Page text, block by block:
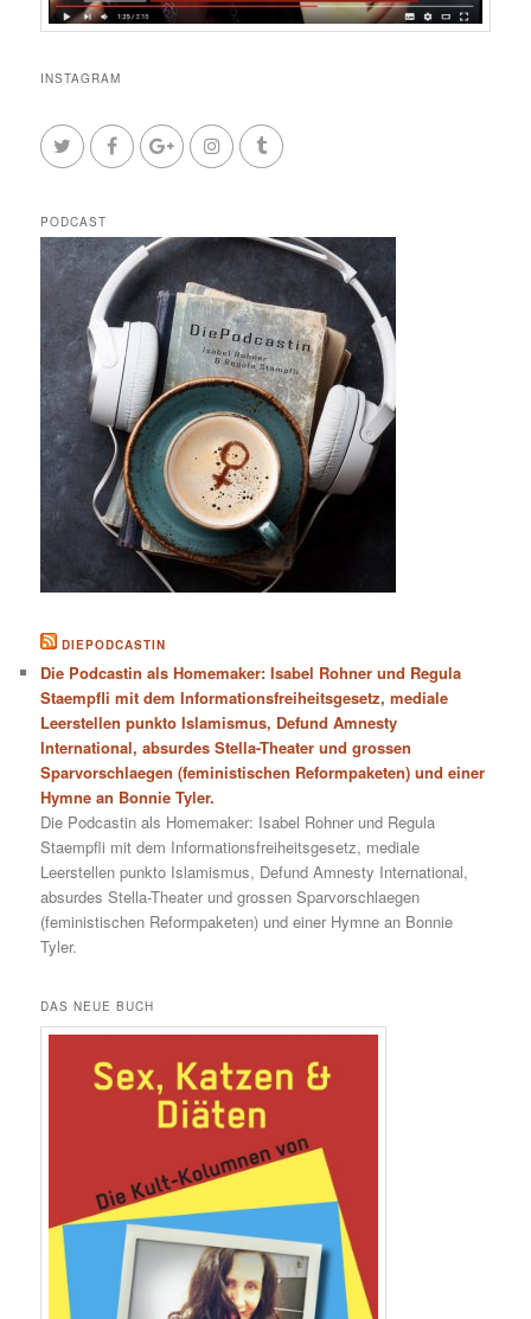
INSTAGRAM
PODCAST
DIEPODCASTIN
Die Podcastin als Homemaker: Isabel Rohner und Regula
Staempfli mit dem Informationsfreiheitsgesetz, mediale
Leerstellen punkto Islamismus, Defund Amnesty
International, absurdes Stella-Theater und grossen
Sparvorschlaegen (feministischen Reformpaketen) und einer
Hymne an Bonnie Tyler.
Die Podcastin als Homemaker: Isabel Rohner und Regula
Staempfli mit dem Informationsfreiheitsgesetz, mediale
Leerstellen punkto Islamismus, Defund Amnesty International,
absurdes Stella-Theater und grossen Sparvorschlaegen
(feministischen Reformpaketen) und einer Hymne an Bonnie
Tyler.
DAS NEUE BUCH